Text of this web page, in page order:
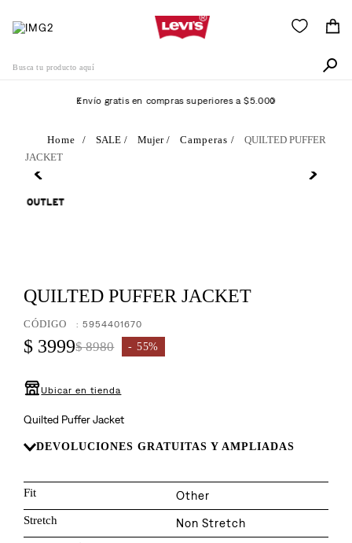
Envío gratis en compras superiores a $5.000
SALE Mujer Camperas
QUILTED PUFFER
JACKET
QUILTED PUFFER JACKET
:5954401670
$ 3999$ 8980 55%
Ubicar en tienda
Quilted Puffer Jacket
DEVOLUCIONES GRATUITAS Y AMPLIADAS
Fit Other
Stretch Non Stretch
Términos Más Buscados
.
. 726
. campera
. baggy
10. jean